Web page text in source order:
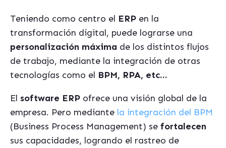
Teniendo como centro el ERP en la
transformación digital, puede lograrse una
personalización máxima de los distintos flujos
de trabajo, mediante la integración de otras
tecnologías como el BPM, RPA, etc…
El software ERP ofrece una visión global de la
empresa. Pero mediante la integración del BPM
(Business Process Management) se fortalecen
sus capacidades, logrando el rastreo de